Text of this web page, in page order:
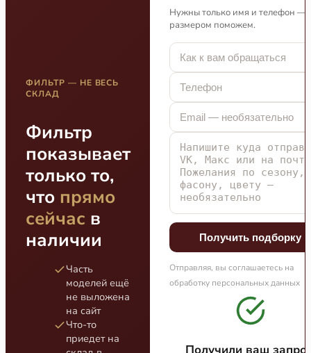
ФИЛЬТР — НЕ ВЕСЬ
СКЛАД
Фильтр
показывает
только то,
что прямо
сейчас в
наличии
Часть
моделей ещё
не выложена
на сайт
Что-то
приедет на
Нужны только имя и телефон —
размером поможем.
Получить подборку
Отправляя, вы соглашаетесь на
обработку персональных данных
Получили ваш